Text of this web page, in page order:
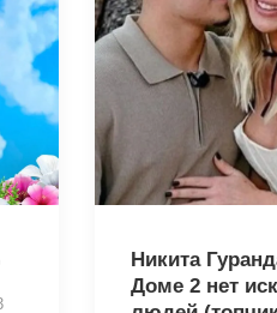
Никита
Доме 2 нет